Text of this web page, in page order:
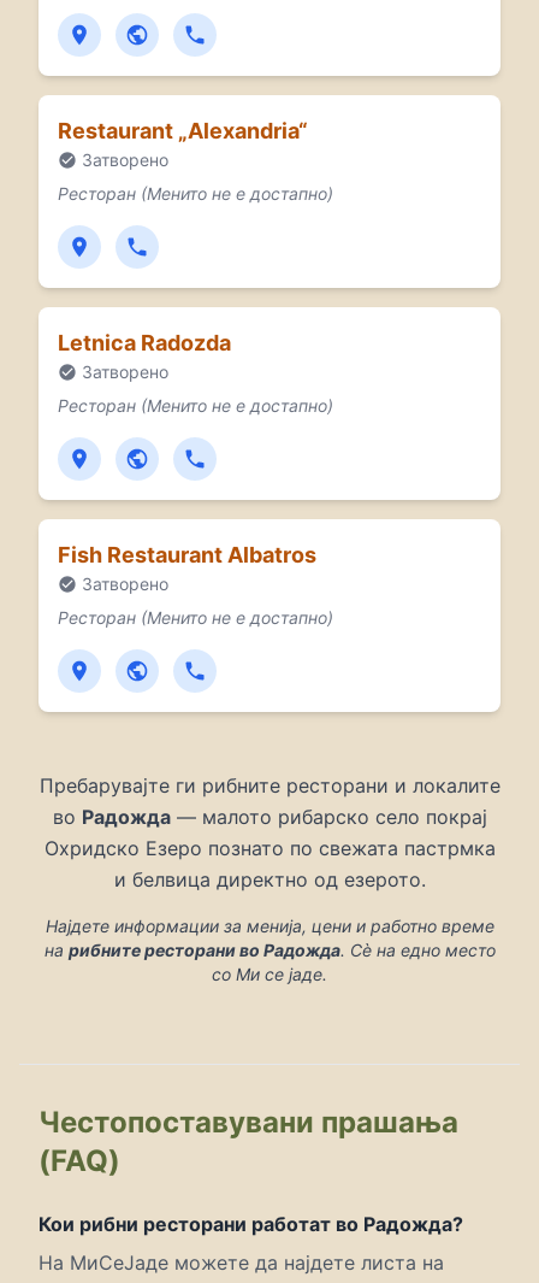
Restaurant „Alexandria“
Затворено
Ресторан (Менито не е достапно)
Letnica Radozda
Затворено
Ресторан (Менито не е достапно)
Fish Restaurant Albatros
Затворено
Ресторан (Менито не е достапно)
Пребарувајте ги рибните ресторани и локалите
во Радожда— малото рибарско село покрај
Охридско Езеро познато по свежата пастрмка
и белвица директно од езерото.
Најдете информации за менија, цени и работно време
на рибните ресторани во Радожда. Сè на едно место
со Ми се јаде.
Честопоставувани прашања
(FAQ)
Кои рибни ресторани работат во Радожда?
На МиСеЈаде можете да најдете листа на